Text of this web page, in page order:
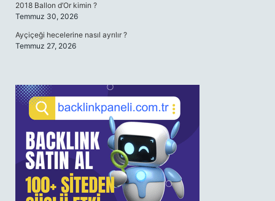
2018 Ballon d’Or kimin ?
Temmuz 30, 2026
Ayçiçeği hecelerine nasıl ayrılır ?
Temmuz 27, 2026